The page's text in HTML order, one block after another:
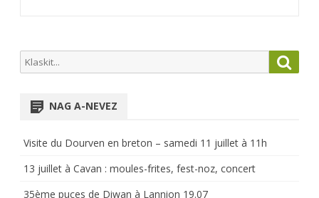
Search
for:
NAG A-NEVEZ
Visite du Dourven en breton – samedi 11 juillet à 11h
13 juillet à Cavan : moules-frites, fest-noz, concert
35ème puces de Diwan à Lannion 19.07